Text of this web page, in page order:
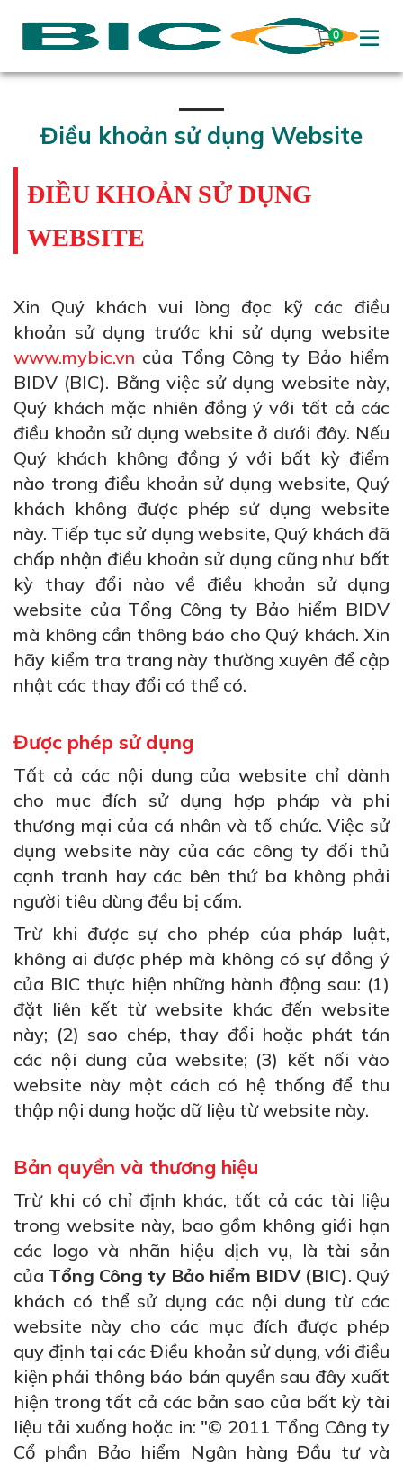
0
Điều khoản sử dụng Website
ĐIỀU KHOẢN SỬ DỤNG
WEBSITE
Xin Quý khách vui lòng đọc kỹ các điều
khoản sử dụng trước khi sử dụng website
www.mybic.vn của Tổng Công ty Bảo hiểm
BIDV (BIC). Bằng việc sử dụng website này,
Quý khách mặc nhiên đồng ý với tất cả các
điều khoản sử dụng website ở dưới đây. Nếu
Quý khách không đồng ý với bất kỳ điểm
nào trong điều khoản sử dụng website, Quý
khách không được phép sử dụng website
này. Tiếp tục sử dụng website, Quý khách đã
chấp nhận điều khoản sử dụng cũng như bất
kỳ thay đổi nào về điều khoản sử dụng
website của Tổng Công ty Bảo hiểm BIDV
mà không cần thông báo cho Quý khách. Xin
hãy kiểm tra trang này thường xuyên để cập
nhật các thay đổi có thể có.
Được phép sử dụng
Tất cả các nội dung của website chỉ dành
cho mục đích sử dụng hợp pháp và phi
thương mại của cá nhân và tổ chức. Việc sử
dụng website này của các công ty đối thủ
cạnh tranh hay các bên thứ ba không phải
người tiêu dùng đều bị cấm.
Trừ khi được sự cho phép của pháp luật,
không ai được phép mà không có sự đồng ý
của BIC thực hiện những hành động sau: (1)
đặt liên kết từ website khác đến website
này; (2) sao chép, thay đổi hoặc phát tán
các nội dung của website; (3) kết nối vào
website này một cách có hệ thống để thu
thập nội dung hoặc dữ liệu từ website này.
Bản quyền và thương hiệu
Trừ khi có chỉ định khác, tất cả các tài liệu
trong website này, bao gồm không giới hạn
các logo và nhãn hiệu dịch vụ, là tài sản
của Tổng Công ty Bảo hiểm BIDV (BIC). Quý
khách có thể sử dụng các nội dung từ các
website này cho các mục đích được phép
quy định tại các Điều khoản sử dụng, với điều
kiện phải thông báo bản quyền sau đây xuất
hiện trong tất cả các bản sao của bất kỳ tài
liệu tải xuống hoặc in: "© 2011 Tổng Công ty
Cổ phần Bảo hiểm Ngân hàng Đầu tư và